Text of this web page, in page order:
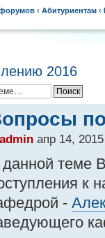
‹ Абитуриентам ‹
2016
admin апр 14,
теме
к
-